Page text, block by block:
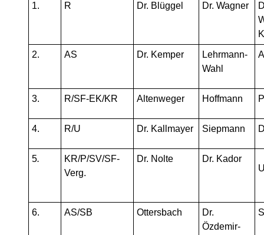
1. R Dr. Blüggel Dr. Wagner
2. AS Dr. Kemper
Lehrmann-
Wahl
3. R/SF-EK/KR Altenweger Hoffmann
4. R/U Dr. Kallmayer Siepmann
5.
KR/P/SV/SF-
Verg.
Dr. Nolte
Dr. Kador
6. AS/SB Ottersbach
Dr.
Özdemir-